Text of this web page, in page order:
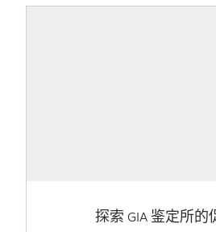
探索 GIA 鉴定所的